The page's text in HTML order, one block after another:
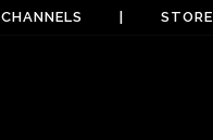
CHANNELS STORE